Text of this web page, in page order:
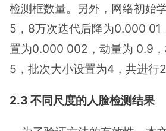
检测框数量。另外，网络初始
5，8万次迭代后降为0.000 01
置为0.000 002，动量为 0.9
5，批次大小设置为4，共进行
2.3 不同尺度的人脸检测结果